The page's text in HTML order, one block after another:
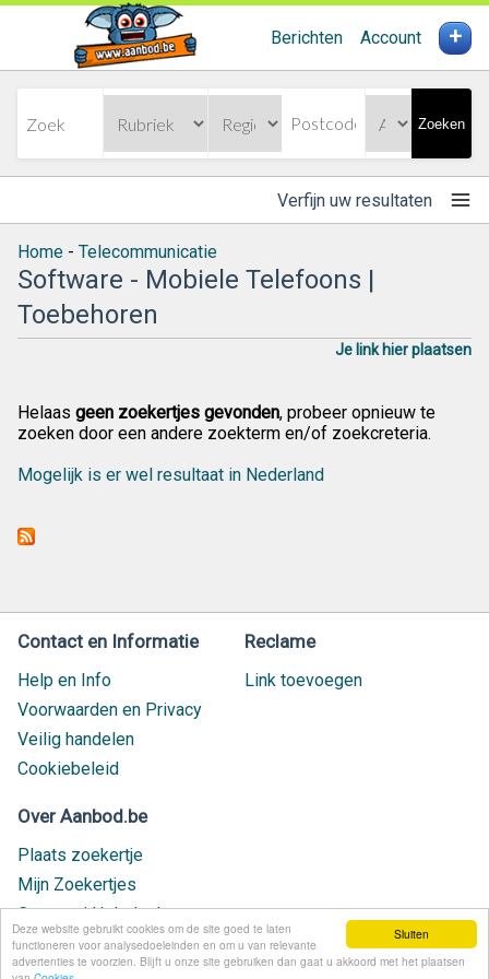
Sluiten
Deze website gebruikt cookies om de site goed te laten
functioneren voor analysedoeleinden en om u van relevante
advertenties te voorzien. Blijft u onze site gebruiken dan gaat u akkoord met het plaatsen
Berichten Account +
Zoeken
Verfijn uw resultaten
Home - Telecommunicatie
Software - Mobiele Telefoons |
Toebehoren
Je link hier plaatsen
Helaas geen zoekertjes gevonden, probeer opnieuw te
zoeken door een andere zoekterm en/of zoekcreteria.
Mogelijk is er wel resultaat in Nederland
Contact en Informatie
Help en Info
Voorwaarden en Privacy
Veilig handelen
Cookiebeleid
Reclame
Link toevoegen
Over Aanbod.be
Plaats zoekertje
Mijn Zoekertjes
Contact / Helpdesk
Nieuw geplaatst